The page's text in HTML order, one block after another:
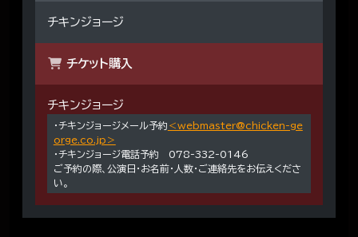
チキンジョージ
チケット購入
チキンジョージ
・チキンジョージメール予約 ＜webmaster@chicken-ge
orge.co.jp＞
・チキンジョージ電話予約 078-332-0146
ご予約の際、公演日・お名前・人数・ご連絡先をお伝えくださ
い。